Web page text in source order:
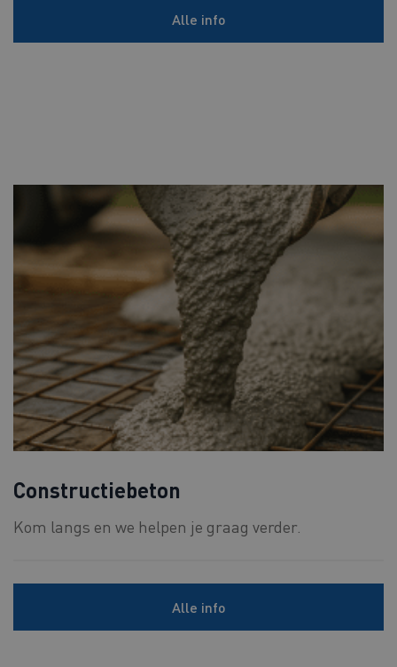
Alle info
Constructiebeton
Kom langs en we helpen je graag verder.
Alle info